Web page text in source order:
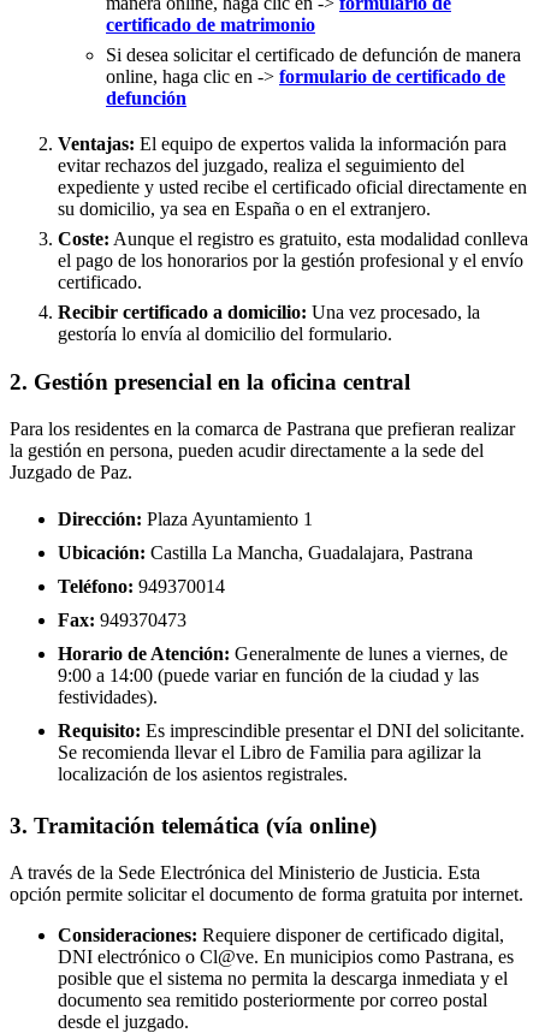
certificado de matrimonio
Si desea solicitar el certificado de defunción de manera
online, haga clic en -> formulario de certificado de
defunción
Ventajas: El equipo de expertos valida la información para
evitar rechazos del juzgado, realiza el seguimiento del
expediente y usted recibe el certificado oficial directamente en
su domicilio, ya sea en España o en el extranjero.
Coste: Aunque el registro es gratuito, esta modalidad conlleva
el pago de los honorarios por la gestión profesional y el envío
certificado.
Recibir certificado a domicilio: Una vez procesado, la
gestoría lo envía al domicilio del formulario.
2. Gestión presencial en la oficina central
Para los residentes en la comarca de Pastrana que prefieran realizar
la gestión en persona, pueden acudir directamente a la sede del
Juzgado de Paz.
Dirección: Plaza Ayuntamiento 1
Ubicación: Castilla La Mancha, Guadalajara, Pastrana
Teléfono: 949370014
Fax: 949370473
Horario de Atención: Generalmente de lunes a viernes, de
9:00 a 14:00 (puede variar en función de la ciudad y las
festividades).
Requisito: Es imprescindible presentar el DNI del solicitante.
Se recomienda llevar el Libro de Familia para agilizar la
localización de los asientos registrales.
3. Tramitación telemática (vía online)
A través de la Sede Electrónica del Ministerio de Justicia. Esta
opción permite solicitar el documento de forma gratuita por internet.
Consideraciones: Requiere disponer de certificado digital,
DNI electrónico o Cl@ve. En municipios como Pastrana, es
posible que el sistema no permita la descarga inmediata y el
documento sea remitido posteriormente por correo postal
desde el juzgado.